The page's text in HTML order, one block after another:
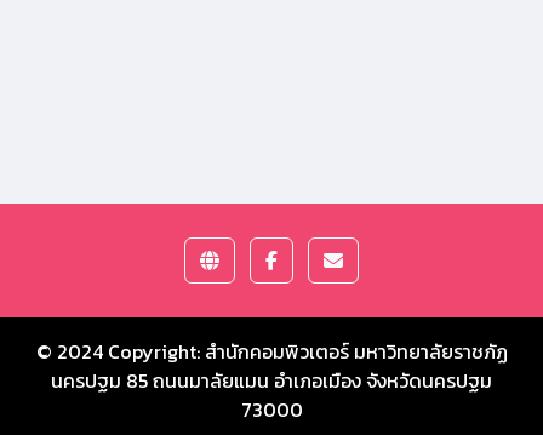
© 2024 Copyright: สำนักคอมพิวเตอร์ มหาวิทยาลัยราชภัฏ
นครปฐม 85 ถนนมาลัยแมน อำเภอเมือง จังหวัดนครปฐม
73000